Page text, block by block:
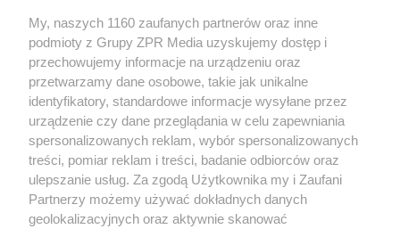
My, naszych 1160 zaufanych partnerów oraz inne
podmioty z Grupy ZPR Media uzyskujemy dostęp i
przechowujemy informacje na urządzeniu oraz
przetwarzamy dane osobowe, takie jak unikalne
identyfikatory, standardowe informacje wysyłane przez
urządzenie czy dane przeglądania w celu zapewniania
spersonalizowanych reklam, wybór spersonalizowanych
treści, pomiar reklam i treści, badanie odbiorców oraz
ulepszanie usług. Za zgodą Użytkownika my i Zaufani
Partnerzy możemy używać dokładnych danych
geolokalizacyjnych oraz aktywnie skanować